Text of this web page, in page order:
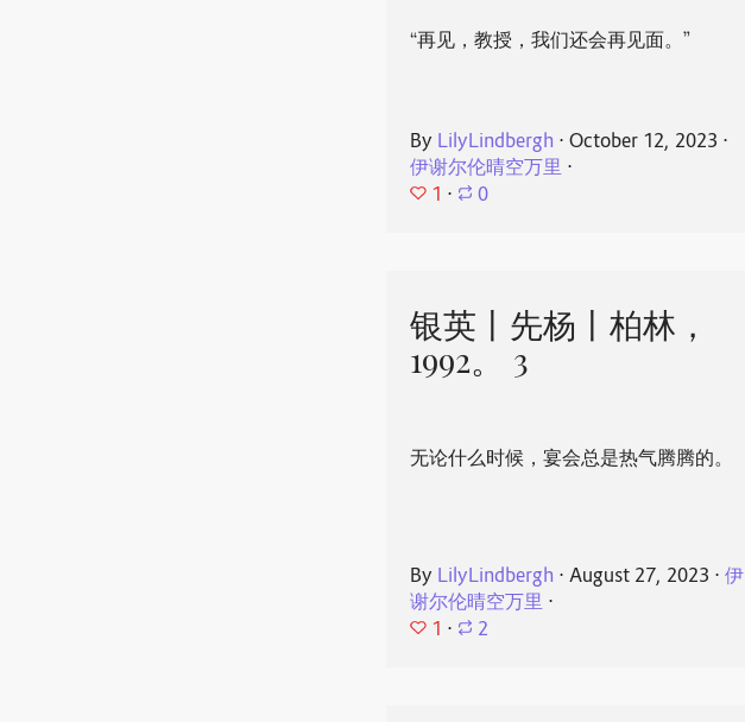
“再见，教授，我们还会再见面。”
By LilyLindbergh ⋅October 12, 2023 ⋅
伊谢尔伦晴空万里 ⋅
1 ⋅ 0
银英丨先杨丨柏林，
1992。 3
无论什么时候，宴会总是热气腾腾的。
By LilyLindbergh ⋅August 27, 2023 ⋅伊
谢尔伦晴空万里 ⋅
1 ⋅ 2